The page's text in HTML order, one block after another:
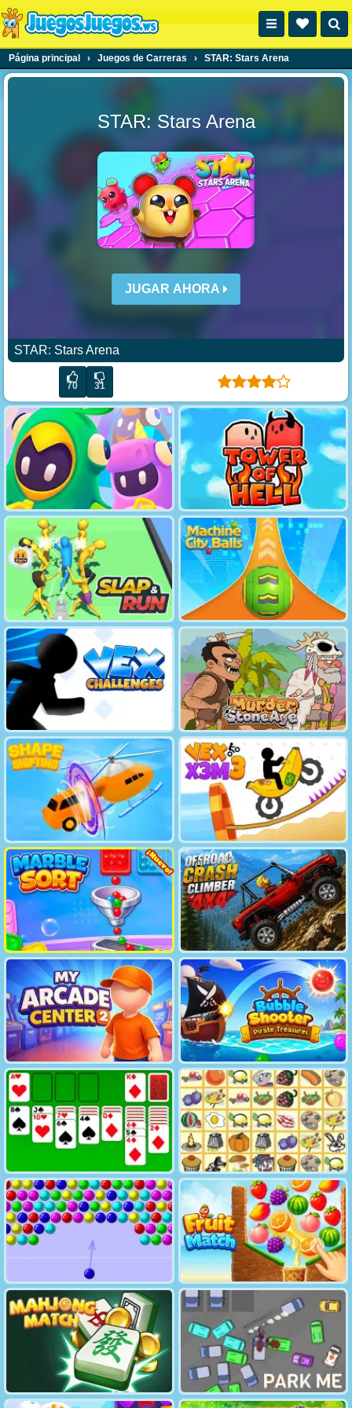
Página principal › Juegos de Carreras › STAR: Stars Arena
STAR: Stars Arena
JUGAR AHORA
STAR: Stars Arena
70 31